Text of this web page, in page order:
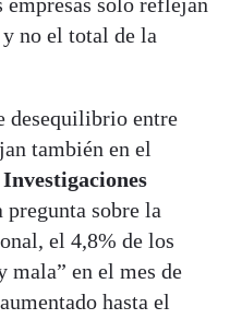
no el total de la
desequilibrio entre
también en el
pregunta sobre la
el 4,8% de los
mala” en el mes de
hasta el